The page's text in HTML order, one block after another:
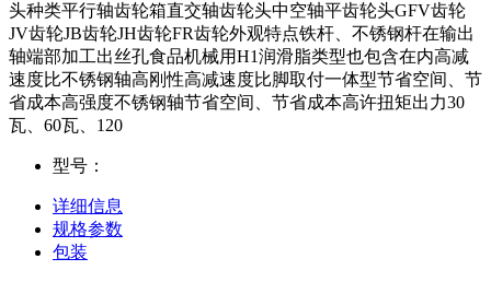
头种类平行轴齿轮箱直交轴齿轮头中空轴平齿轮头GFV齿轮
JV齿轮JB齿轮JH齿轮FR齿轮外观特点铁杆、不锈钢杆在输出
轴端部加工出丝孔食品机械用H1润滑脂类型也包含在内高减
速度比不锈钢轴高刚性高减速度比脚取付一体型节省空间、节
省成本高强度不锈钢轴节省空间、节省成本高许扭矩出力30
瓦、60瓦、120
型号：
详细信息
规格参数
包装